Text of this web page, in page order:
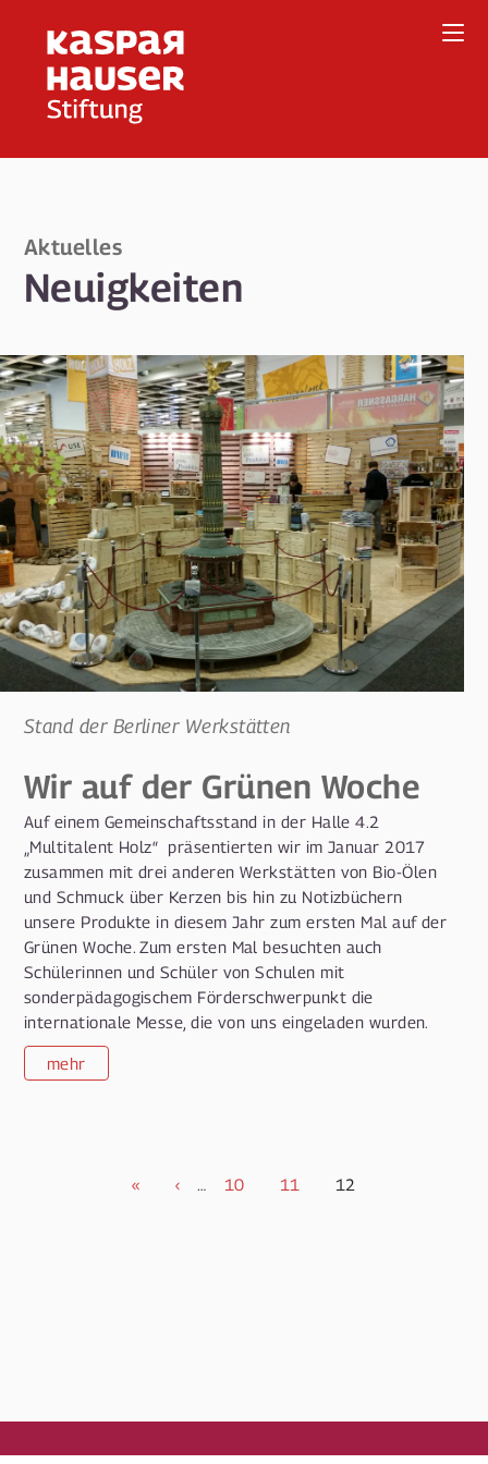
Aktuelles
Neuigkeiten
Stand der Berliner Werkstätten
Wir auf der Grünen Woche
Auf einem Gemeinschaftsstand in der Halle 4.2
„Multitalent Holz“ präsentierten wir im Januar 2017
zusammen mit drei anderen Werkstätten von Bio-Ölen
und Schmuck über Kerzen bis hin zu Notizbüchern
unsere Produkte in diesem Jahr zum ersten Mal auf der
Grünen Woche. Zum ersten Mal besuchten auch
Schülerinnen und Schüler von Schulen mit
sonderpädagogischem Förderschwerpunkt die
internationale Messe, die von uns eingeladen wurden.
mehr
Seitennummerierung
Erste
«
Vorherige
‹ … Page
10 Page
11
Aktuelle
12